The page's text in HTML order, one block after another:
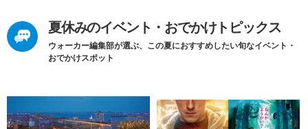
夏休みのイベント・おでかけトピックス
ウォーカー編集部が選ぶ、この夏におすすめしたい旬なイベント・
おでかけスポット